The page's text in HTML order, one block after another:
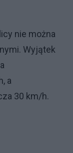
nie można
Wyjątek
a
30 km/h.